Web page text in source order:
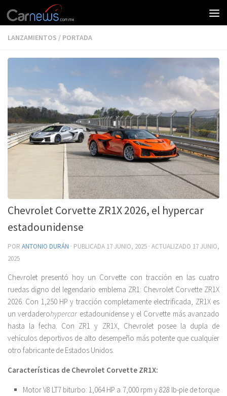
LANZAMIENTOS / PORTADA
Chevrolet Corvette ZR1X 2026, el hypercar
estadounidense
POR ANTONIO DURÁN · PUBLICADA 17 JUNIO, 2025 · ACTUALIZADO 17 JUNIO,
2025
Chevrolet presentó hoy un Corvette con tracción en las cuatro
ruedas digno del legendario emblema ZR1: Chevrolet Corvette ZR1X
2026. Con 1,250 HP y tracción completamente electrificada, ZR1X es
un verdaderohypercar estadounidense y el Corvette más avanzado
hasta la fecha. Con ZR1 y ZR1X, Chevrolet posee la dupla de
vehículos deportivos de alto desempeño más potente que cualquier
otro fabricante de Estados Unidos.
Características de Chevrolet Corvette ZR1X:
Motor V8 LT7 biturbo: 1,064 HP a 7,000 rpm y 828 lb-pie de torque